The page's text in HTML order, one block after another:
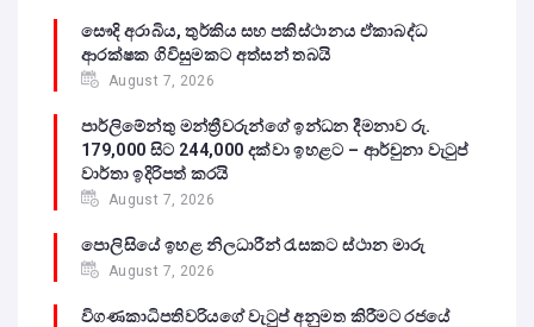
සෞදි අරාබිය, තුර්කිය සහ පකිස්ථානය ඒකාබද්ධ
ආරක්ෂක ගිවිසුමකට අත්සන් තබයි
August 7, 2026
පාර්ලිමේන්තු මන්ත්‍රීවරුන්ගේ ඉන්ධන දීමනාව රු.
179,000 සිට 244,000 දක්වා ඉහළට – ආර්චුනා වැටුප්
වාර්තා ඉදිරිපත් කරයි
August 7, 2026
පොලිසියේ ඉහළ නිලධාරීන් රැසකට ස්ථාන මාරු
August 7, 2026
විගණකාධිපතිවරියගේ වැටුප් අනුමත කිරීමට රජයේ